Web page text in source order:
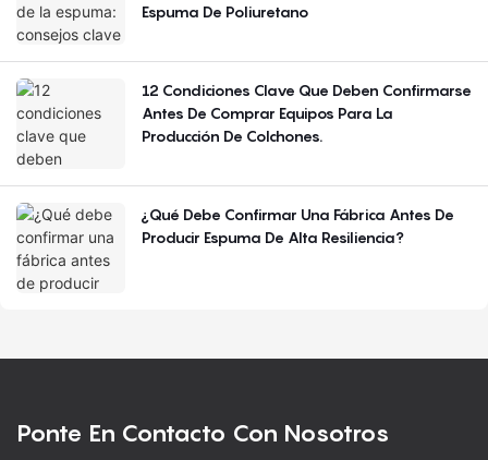
Espuma De Poliuretano
12 Condiciones Clave Que Deben Confirmarse
Antes De Comprar Equipos Para La
Producción De Colchones.
¿Qué Debe Confirmar Una Fábrica Antes De
Producir Espuma De Alta Resiliencia?
Ponte En Contacto Con Nosotros